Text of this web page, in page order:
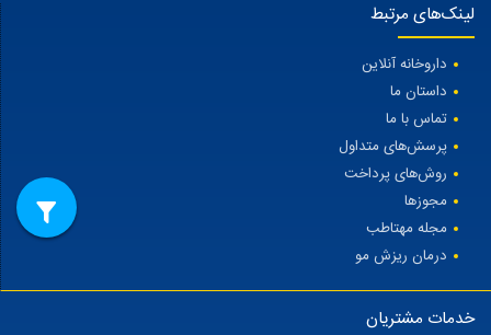
لینک‌های مرتبط
داروخانه آنلاین
داستان ما
تماس با ما
پرسش‌های متداول
روش‌های پرداخت
مجوزها
مجله مهتاطب
درمان ریزش مو
خدمات مشتریان